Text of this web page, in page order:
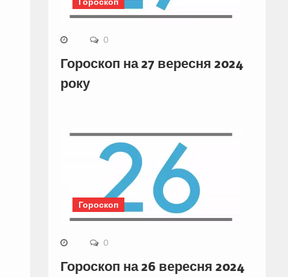
0
Гороскоп на 27 вересня 2024
року
Гороскоп
0
Гороскоп на 26 вересня 2024